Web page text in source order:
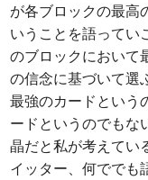
が各ブロックの最高
いうことを語ってい
のブロックにおいて
の信念に基づいて選
最強のカードという
ードというのでもな
晶だと私が考えてい
イッター、何ででも